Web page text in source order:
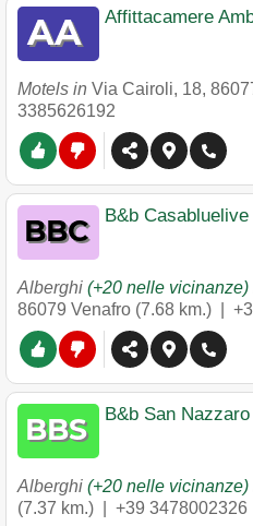
Affittacamere
Motels in Via Cairoli, 18,
3385626192
B&b Casabluelive
Alberghi (+20 nelle vicinanze)
86079 Venafro (7.68 km.) |
B&b San Nazzaro
Alberghi (+20 nelle vicinanze)
(7.37 km.) | +39 3478002326